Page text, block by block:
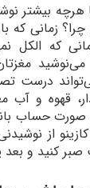
هرچه بیشتر
زمانی که
که الکل
درست
قهوه و آب
صورت حساب
از
کنید و بعد